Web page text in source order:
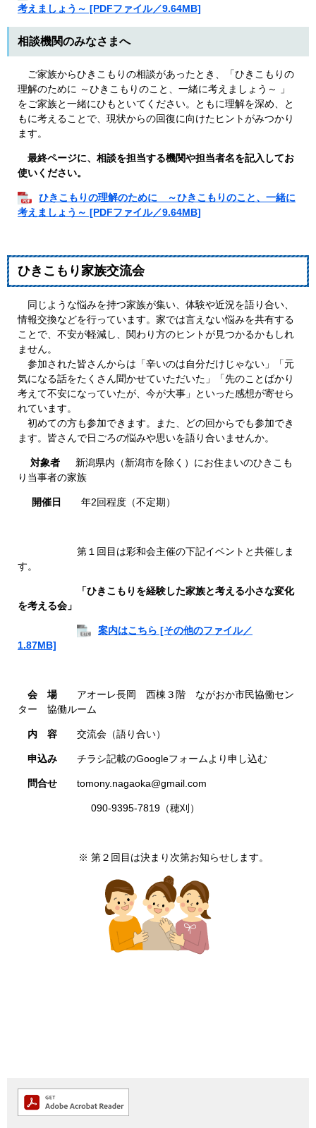
考えましょう～ [PDFファイル／9.64MB]
相談機関のみなさまへ
ご家族からひきこもりの相談があったとき、「ひきこもりの
理解のために ～ひきこもりのこと、一緒に考えましょう～ 」
をご家族と一緒にひもといてください。ともに理解を深め、と
もに考えることで、現状からの回復に向けたヒントがみつかり
ます。
最終ページに、相談を担当する機関や担当者名を記入してお
使いください。
ひきこもりの理解のために ～ひきこもりのこと、一緒に
考えましょう～ [PDFファイル／9.64MB]
ひきこもり家族交流会
同じような悩みを持つ家族が集い、体験や近況を語り合い、
情報交換などを行っています。家では言えない悩みを共有する
ことで、不安が軽減し、関わり方のヒントが見つかるかもしれ
ません。
参加された皆さんからは「辛いのは自分だけじゃない」「元
気になる話をたくさん聞かせていただいた」「先のことばかり
考えて不安になっていたが、今が大事」といった感想が寄せら
れています。
初めての方も参加できます。また、どの回からでも参加でき
ます。皆さんで日ごろの悩みや思いを語り合いませんか。
対象者 新潟県内（新潟市を除く）にお住まいのひきこも
り当事者の家族
開催日 年2回程度（不定期）
第１回目は彩和会主催の下記イベントと共催しま
す。
「ひきこもりを経験した家族と考える小さな変化
を考える会」
案内はこちら [その他のファイル／
1.87MB]
会 場 アオーレ長岡 西棟３階 ながおか市民協働セン
ター 協働ルーム
内 容 交流会（語り合い）
申込み チラシ記載のGoogleフォームより申し込む
問合せ tomony.nagaoka@gmail.com
090-9395-7819（穂刈）
※ 第２回目は決まり次第お知らせします。​